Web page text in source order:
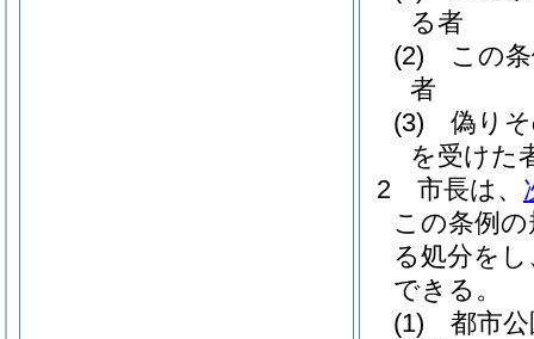
る者
(2)
この
者
(3)
偽り
を受けた
2
市長は、
この条例
る処分を
できる。
(1)
都市